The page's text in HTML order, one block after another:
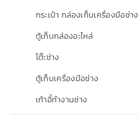
กระเป๋า กล่องเก็บเครื่องมือช่าง
ตู้เก็บกล่องอะไหล่
โต๊ะช่าง
ตู้เก็บเครื่องมือช่าง
เก้าอี้ทำงานช่าง